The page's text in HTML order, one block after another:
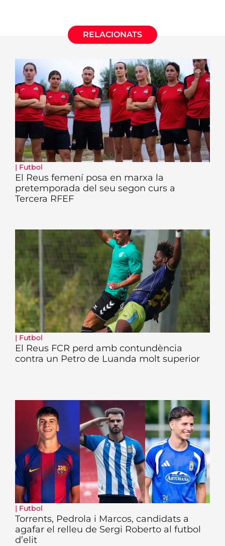
RELACIONATS
| Futbol
El Reus femení posa en marxa la
pretemporada del seu segon curs a
Tercera RFEF
| Futbol
El Reus FCR perd amb contundència
contra un Petro de Luanda molt superior
| Futbol
Torrents, Pedrola i Marcos, candidats a
agafar el relleu de Sergi Roberto al futbol
d’elit